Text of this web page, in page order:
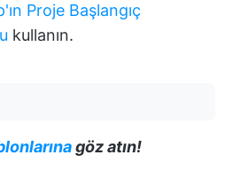
Proje Başlangıç
kullanın.
göz atın!